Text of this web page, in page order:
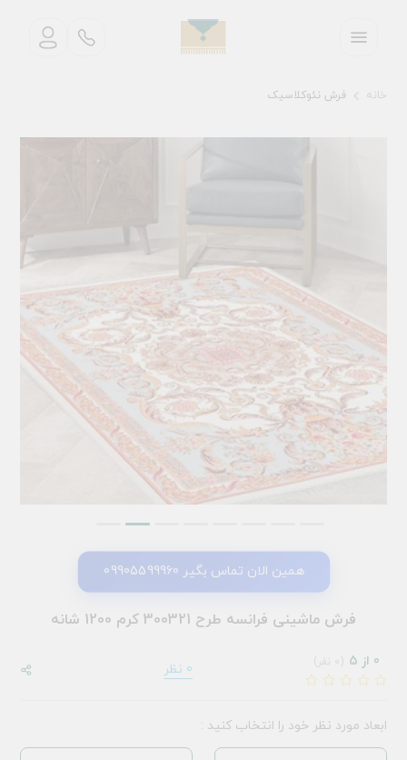
خانه فرش نئوکلاسیک
همین الان تماس بگیر 09905599960
فرش ماشینی فرانسه طرح 300321 کرم 1200 شانه
0 از 5 0 نظر
ابعاد مورد نظر خود را انتخاب کنید :